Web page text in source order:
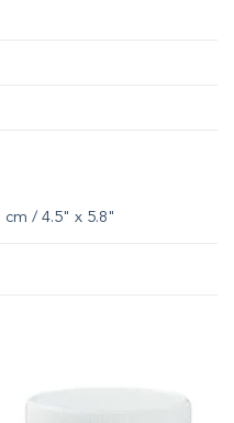
cm / 4.5" x 5.8"